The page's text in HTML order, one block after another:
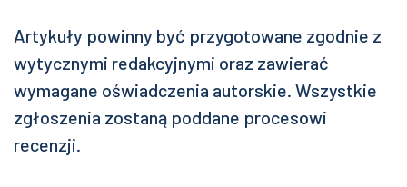
Artykuły powinny być przygotowane zgodnie z
wytycznymi redakcyjnymi oraz zawierać
wymagane oświadczenia autorskie. Wszystkie
zgłoszenia zostaną poddane procesowi
recenzji.